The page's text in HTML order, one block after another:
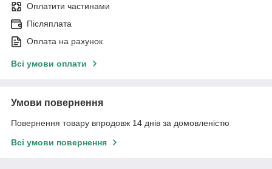
Оплатити частинами
Післяплата
Оплата на рахунок
Всі умови оплати
Умови повернення
Повернення товару впродовж 14 днів за домовленістю
Всі умови повернення